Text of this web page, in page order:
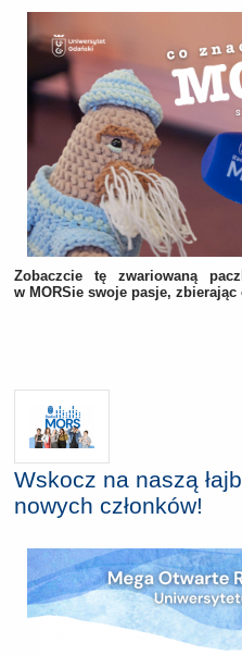
Zobaczcie tę zwariowaną
w MORSie swoje pasje,
Wskocz na naszą
nowych członków!